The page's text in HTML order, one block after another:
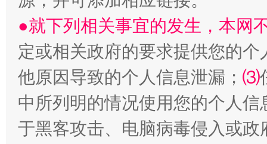
“刷贴”乱象丛生
●就下列相关事宜的发生，本网
定或相关政府的要求提供您的个
他原因导致的个人信息泄漏； ⑶
中所列明的情况使用您的个人
于黑客攻击、电脑病毒侵入或